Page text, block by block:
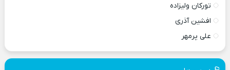
تورکان ولیزاده
افشین آذری
علی پرمهر